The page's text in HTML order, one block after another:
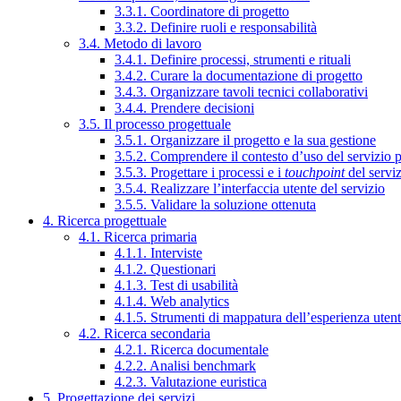
3.3.1. Coordinatore di progetto
3.3.2. Definire ruoli e responsabilità
3.4. Metodo di lavoro
3.4.1. Definire processi, strumenti e rituali
3.4.2. Curare la documentazione di progetto
3.4.3. Organizzare tavoli tecnici collaborativi
3.4.4. Prendere decisioni
3.5. Il processo progettuale
3.5.1. Organizzare il progetto e la sua gestione
3.5.2. Comprendere il contesto d’uso del servizio
3.5.3. Progettare i processi e i touchpointdel
3.5.4. Realizzare l’interfaccia utente del servizio
3.5.5. Validare la soluzione ottenuta
4. Ricerca progettuale
4.1. Ricerca primaria
4.1.1. Interviste
4.1.2. Questionari
4.1.3. Test di usabilità
4.1.4. Web analytics
4.1.5. Strumenti di mappatura dell’esperienza
4.2. Ricerca secondaria
4.2.1. Ricerca documentale
4.2.2. Analisi benchmark
4.2.3. Valutazione euristica
5. Progettazione dei servizi